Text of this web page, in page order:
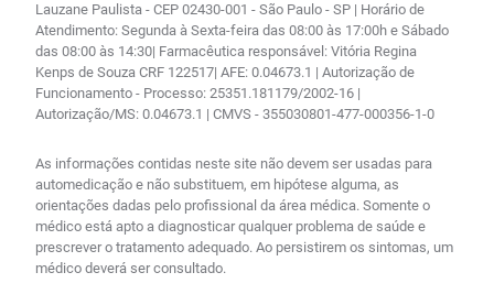
Lauzane Paulista - CEP 02430-001 - São Paulo - SP | Horário de
Atendimento: Segunda à Sexta-feira das 08:00 às 17:00h e Sábado
das 08:00 às 14:30| Farmacêutica responsável: Vitória Regina
Kenps de Souza CRF 122517| AFE: 0.04673.1 | Autorização de
Funcionamento - Processo: 25351.181179/2002-16 |
Autorização/MS: 0.04673.1 | CMVS - 355030801-477-000356-1-0
As informações contidas neste site não devem ser usadas para
automedicação e não substituem, em hipótese alguma, as
orientações dadas pelo profissional da área médica. Somente o
médico está apto a diagnosticar qualquer problema de saúde e
prescrever o tratamento adequado. Ao persistirem os sintomas, um
médico deverá ser consultado.